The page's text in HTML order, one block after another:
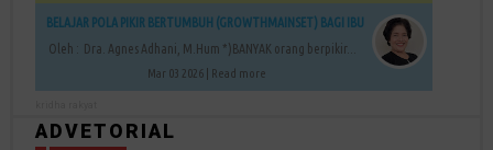
BELAJAR POLA PIKIR BERTUMBUH (GROWTHMAINSET) BAGI IBU
Oleh : Dra. Agnes Adhani, M.Hum *)BANYAK orang berpikir...
Mar 03 2026 | Read more
ADVETORIAL